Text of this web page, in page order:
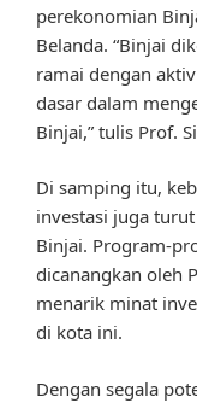
perekonomian
Belanda. “Binjai
ramai dengan
dasar dalam
Binjai,” tulis Prof.
Di samping itu,
investasi juga
Binjai. Program-
dicanangkan oleh
menarik minat
di kota ini.
Dengan segala